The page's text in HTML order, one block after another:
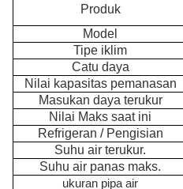
Produk
Model
Tipe iklim
Catu daya
Nilai kapasitas pemanasan
Masukan daya terukur
Nilai Maks saat ini
Refrigeran / Pengisian
Suhu air terukur.
Suhu air panas maks.
ukuran pipa air